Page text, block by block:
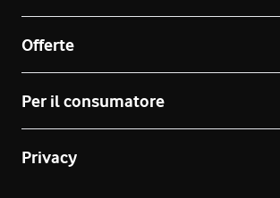
Offerte
Per il consumatore
Privacy